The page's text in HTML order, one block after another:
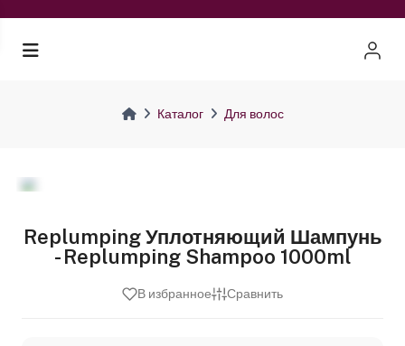
Каталог Для волос
Replumping Уплотняющий Шампунь
- Replumping Shampoo 1000ml
В избранное Сравнить